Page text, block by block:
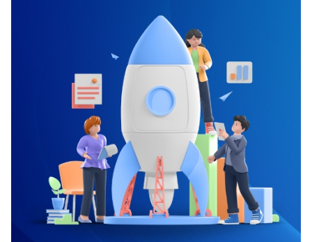
mengutamakan sikap saling menghargai, maka
cinta yang tulus akan terjaga di dalamnya.
Selama perbedaan yang ada masih bisa
ditoleransi dan bisa menjadi warna tersendiri
dalam hubungan, maka masalah atau konflik
besar bisa dihindari. Ada Ruang untuk
Bertumbuh Selama ada ruang untuk tumbuh,
hubungan yang dijalani bisa makin kuat seiring
berjalannya waktu. Ketika kamu dan pasangan
bisa tetap merangkai mimpi serta menggapai
kesuksesan yang diinginkan, ada cinta yang
kuat di dalamnya. Apalagi saat kamu dan
pasangan bisa saling mendukung dan memberi
Memilih Pakaian Dalam yang Baik dan Sehat Di
bawah ini daftar makanan untuk memperoleh
rambut sehat alami : 1. Salmon Seperti yang di
ketahui ikan salmon di kenal memiliki
kandungan banyak vitamin. Ikan salmon itu
sendiri dipenuhi dengan asam lemak omega 3
yang sehat untuk menyuburkan rambut.
Malahan omega 3 juga bermanfaat bisa bikin
rambut bercahaya serta halus. 2. Kenari Kenari
ialah satu diantara jenis kacang-kacangan yang
mempunyai sejumlah omega 3 serta pula
vitamin E yang bisa membantu melindungi
rambut Anda dari rusaknya DNA dan
menghindar rambut rontok disebabkan cahaya